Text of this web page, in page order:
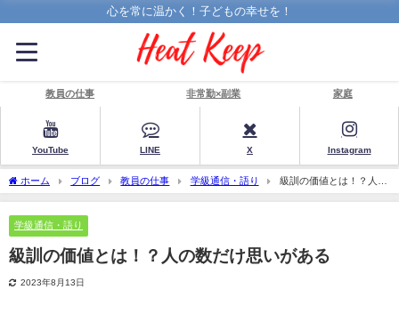
心を常に温かく！子どもの幸せを！
教員の仕事 非常勤×副業 家庭
YouTube LINE X Instagram
ホーム ブログ 教員の仕事 学級通信・語り
級訓の価値とは！？人の
数だけ思いがある
学級通信・語り
級訓の価値とは！？人の数だけ思いがある
2023年8月13日